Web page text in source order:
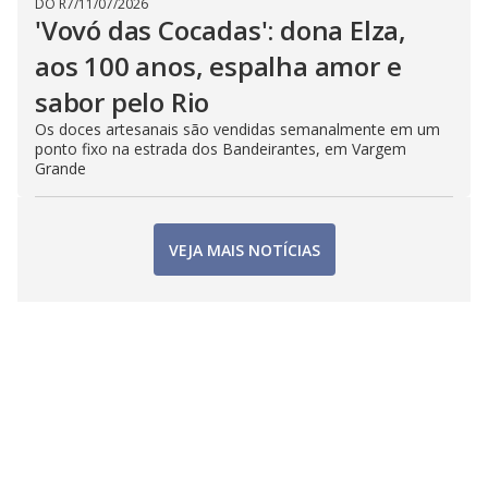
DO R7/11/07/2026
'Vovó das Cocadas': dona Elza,
aos 100 anos, espalha amor e
sabor pelo Rio
Os doces artesanais são vendidas semanalmente em um
ponto fixo na estrada dos Bandeirantes, em Vargem
Grande
VEJA MAIS NOTÍCIAS